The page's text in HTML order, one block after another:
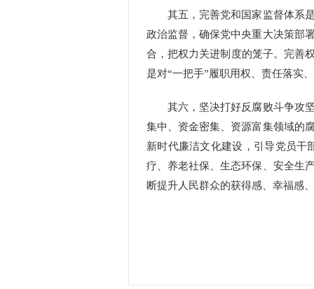
其五，完善党和国家监督体系是
政治监督，确保党中央重大决策部
合，把权力关进制度的笼子。完善
是对“一把手”履职用权、责任落实
其六，坚决打好反腐败斗争攻坚
集中、资金密集、资源富集领域的
新时代廉洁文化建设，引导党员干
疗、养老社保、生态环保、安全生
断提升人民群众的获得感、幸福感